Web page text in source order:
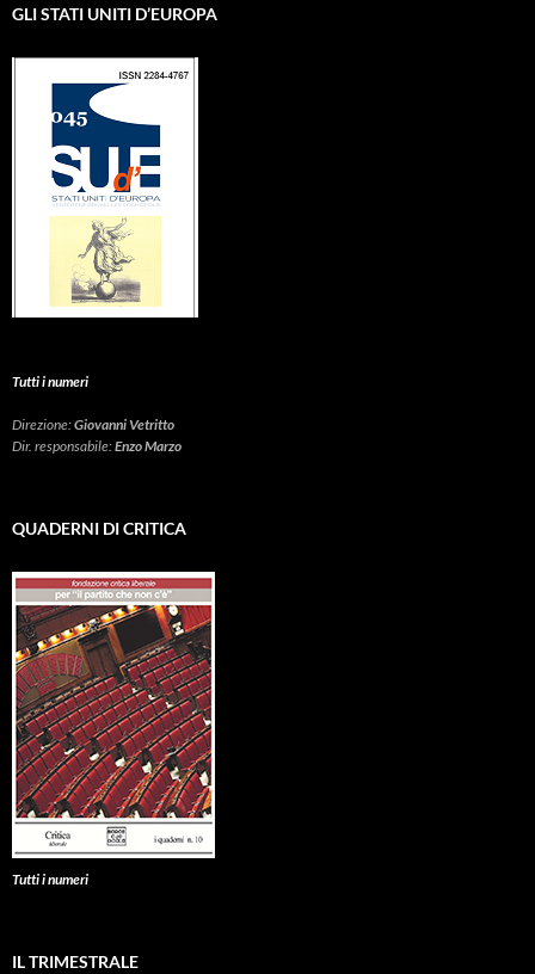
GLI STATI UNITI D’EUROPA
Tutti i numeri
Direzione:Giovanni Vetritto
Dir. responsabile:Enzo Marzo
QUADERNI DI CRITICA
Tutti i numeri
IL TRIMESTRALE